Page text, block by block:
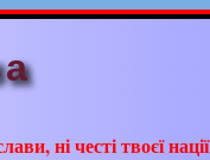
ні честі твоєї нації